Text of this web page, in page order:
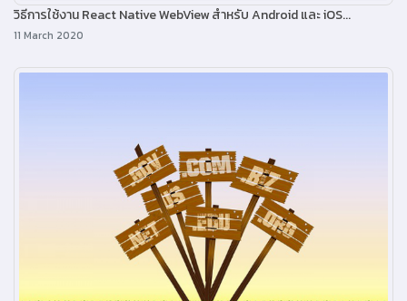
วิธีการใช้งาน React Native WebView สำหรับ Android และ iOS...
11 March 2020